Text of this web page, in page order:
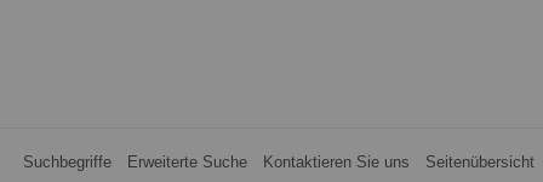
Suchbegriffe Erweiterte Suche Kontaktieren Sie uns Seitenübersicht